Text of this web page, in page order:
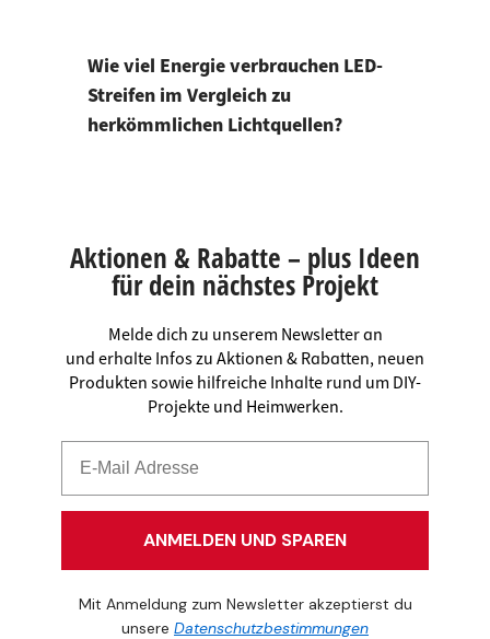
Wie viel Energie verbrauchen LED-
Streifen im Vergleich zu
herkömmlichen Lichtquellen?
Aktionen & Rabatte – plus Ideen
für dein nächstes Projekt
Melde dich zu unserem Newsletter an
und erhalte Infos zu Aktionen & Rabatten, neuen
Produkten sowie hilfreiche Inhalte rund um DIY-
Projekte und Heimwerken.
ANMELDEN UND SPAREN
Mit Anmeldung zum Newsletter akzeptierst du
unsere Datenschutzbestimmungen